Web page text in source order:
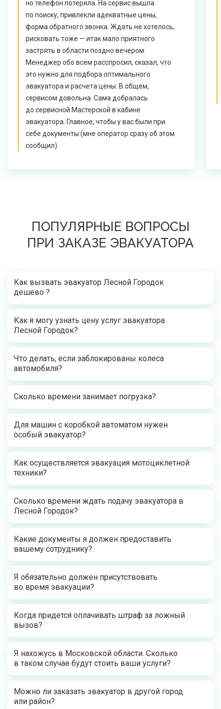
но телефон потеряла. На сервис вышла
по поиску, привлекли адекватные цены,
форма обратного звонка. Ждать не хотелось,
рисковать тоже — итак мало приятного
застрять в области поздно вечером.
Менеджер обо всем расспросил, сказал, что
это нужно для подбора оптимального
эвакуатора и расчета цены. В общем,
сервисом довольна. Сама добралась
до сервисной Мастерской в кабине
эвакуатора. Главное, чтобы у вас были при
себе документы (мне оператор сразу об этом
сообщил).
ПОПУЛЯРНЫЕ ВОПРОСЫ
ПРИ ЗАКАЗЕ ЭВАКУАТОРА
Как вызвать эвакуатор Лесной Городок
дешево ?
Как я могу узнать цену услуг эвакуатора
Лесной Городок?
Что делать, если заблокированы колеса
автомобиля?
Сколько времени занимает погрузка?
Для машин с коробкой автоматом нужен
особый эвакуатор?
Как осуществляется эвакуация мотоциклетной
техники?
Сколько времени ждать подачу эвакуатора в
Лесной Городок?
Какие документы я должен предоставить
вашему сотруднику?
Я обязательно должен присутствовать
во время эвакуации?
Когда придется оплачивать штраф за ложный
вызов?
Я нахожусь в Московской области. Сколько
в таком случае будут стоить ваши услуги?
Можно ли заказать эвакуатор в другой город
или район?